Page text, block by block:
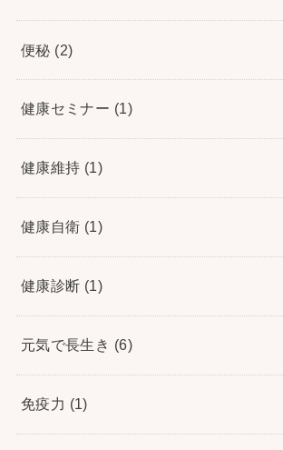
便秘 (2)
健康セミナー (1)
健康維持 (1)
健康自衛 (1)
健康診断 (1)
元気で長生き (6)
免疫力 (1)